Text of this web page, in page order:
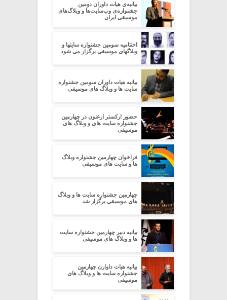
بیانیه‌ی هیات داوران دومین
جشنواره‌ی وب‌سایت‌ها و وبلاگ‌های
موسیقی ایران
اختتامیه سومین جشنواره سایتها و
وبلاگهای موسیقی برگزار می شود
بیانیه هیات داوران سومین جشنواره
سایت ها و وبلاگ های موسیقی
حضور ارکستر ارغنون در چهارمین
جشنواره سایت های و وبلاگ های
موسیقی
فراخوان چهارمین جشنواره وبلاگ
ها و سایت های موسیقی
چهارمین جشنواره سایت ها و وبلاگ
های موسیقی برگزار شد
بیانیه دبیر چهارمین جشنواره سایت
ها و وبلاگ های موسیقی
بیانیه هیات داوارن چهارمین
جشنواره سایت ها و وبلاگ های
موسیقی